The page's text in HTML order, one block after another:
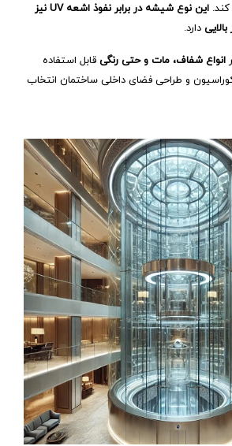
این نوع شیشه در برابر نفوذ اشعه UV نیز
دارد.
انواع شفاف، مات و حتی رنگی قابل استفاده
و طراحی فضای داخلی ساختمان انتخاب